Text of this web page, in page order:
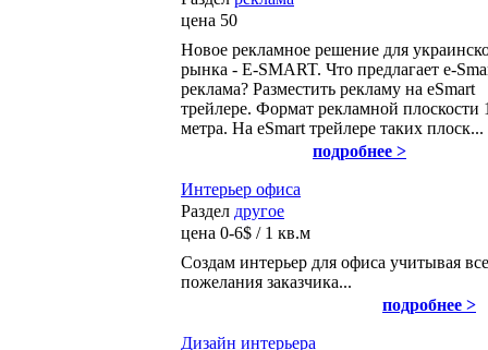
цена 50
Новое рекламное решение для
рынка - E-SMART. Что предлагает e-
реклама? Разместить рекламу на eSmart
трейлере. Формат рекламной плоскости
метра. На eSmart трейлере таких плоск...
подробнее >
Интерьер офиса
Раздел другое
цена 0-6$ / 1 кв.м
Создам интерьер для офиса учитывая все
пожелания заказчика...
подробнее >
Дизайн интерьера